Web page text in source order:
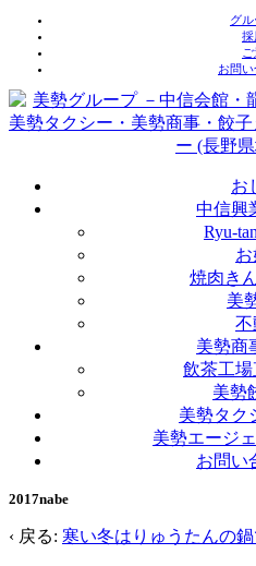
ン
コ
ン
グ
採
お問
お
中信興
Ryu-
焼肉き
美
不
美勢商
飲茶工
美勢
美勢タク
美勢エージ
お問い
2017nabe
‹ 戻る: 寒い冬はりゅうたんの鍋